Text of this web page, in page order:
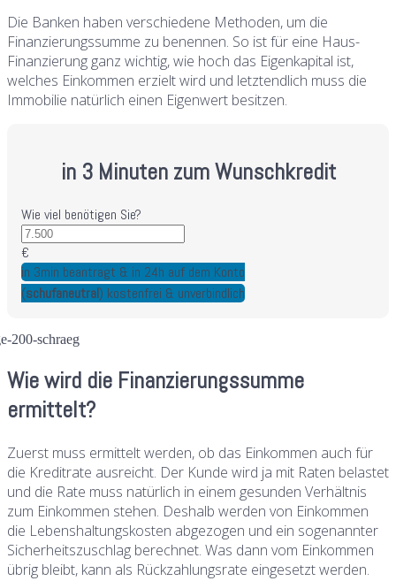
Die Banken haben verschiedene Methoden, um die
Finanzierungssumme zu benennen. So ist für eine Haus-
Finanzierung ganz wichtig, wie hoch das Eigenkapital ist,
welches Einkommen erzielt wird und letztendlich muss die
Immobilie natürlich einen Eigenwert besitzen.
in 3 Minuten zum Wunschkredit
Wie viel benötigen Sie?
€
in 3min beantragt & in 24h auf dem Konto
(schufaneutral) kostenfrei & unverbindlich
Wie wird die Finanzierungssumme
ermittelt?
Zuerst muss ermittelt werden, ob das Einkommen auch für
die Kreditrate ausreicht. Der Kunde wird ja mit Raten belastet
und die Rate muss natürlich in einem gesunden Verhältnis
zum Einkommen stehen. Deshalb werden von Einkommen
die Lebenshaltungskosten abgezogen und ein sogenannter
Sicherheitszuschlag berechnet. Was dann vom Einkommen
übrig bleibt, kann als Rückzahlungsrate eingesetzt werden.